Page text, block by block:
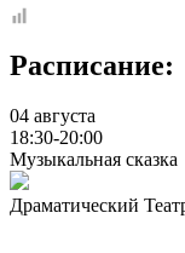
Расписание:
04 августа
18:30-20:00
Музыкальная сказка
Драматический